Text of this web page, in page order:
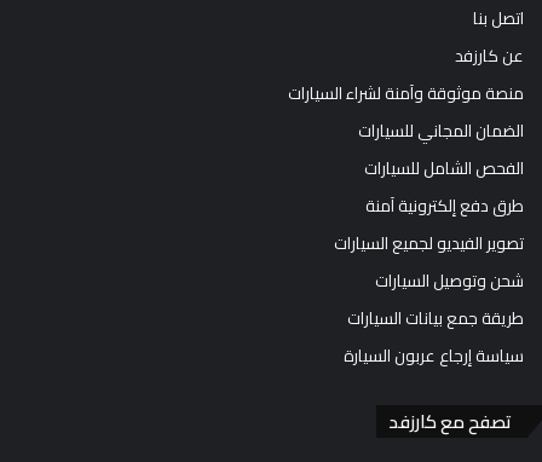
اتصل بنا
عن كارزفد
منصة موثوقة وآمنة لشراء السيارات
الضمان المجاني للسيارات
الفحص الشامل للسيارات
طرق دفع إلكترونية آمنة
تصوير الفيديو لجميع السيارات
شحن وتوصيل السيارات
طريقة جمع بيانات السيارات
سياسة إرجاع عربون السيارة
تصفح مع كارزفد